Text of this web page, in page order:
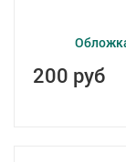
200 руб